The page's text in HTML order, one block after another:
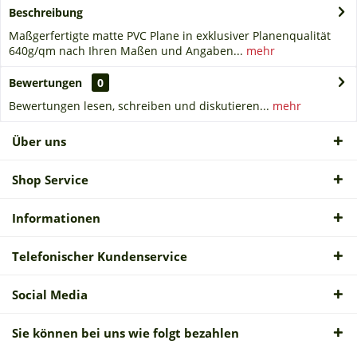
Beschreibung
Maßgerfertigte matte PVC Plane in exklusiver Planenqualität
640g/qm nach Ihren Maßen und Angaben... mehr
Bewertungen
0
Bewertungen lesen, schreiben und diskutieren... mehr
Über uns
Shop Service
Informationen
Telefonischer Kundenservice
Social Media
Sie können bei uns wie folgt bezahlen